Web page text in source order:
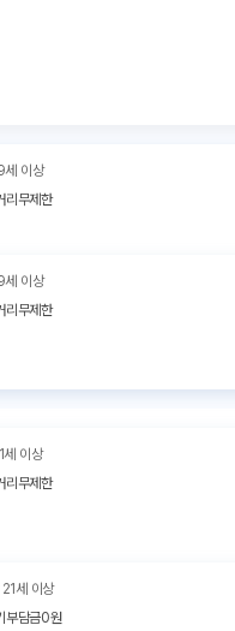
세 이상
리무제한
세 이상
리무제한
세 이상
리무제한
21세 이상
부담금0원